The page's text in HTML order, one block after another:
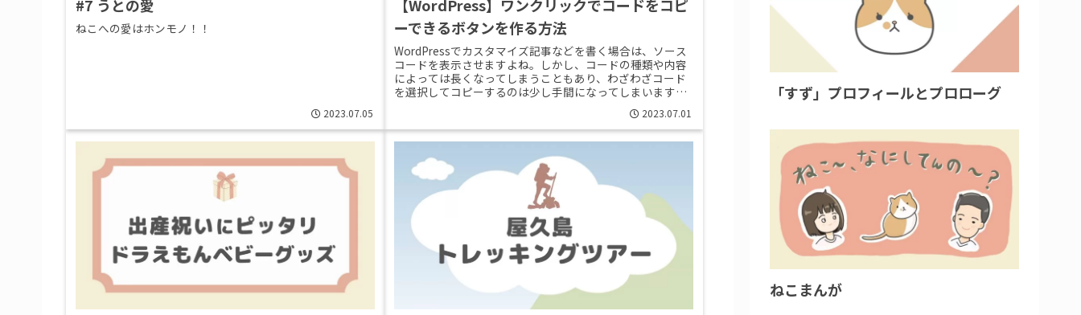
#7 うとの愛
ねこへの愛はホンモノ！！
2023.07.05
【WordPress】ワンクリックでコードをコピ
ーできるボタンを作る方法
WordPressでカスタマイズ記事などを書く場合は、ソース
コードを表示させますよね。しかし、コードの種類や内容
によっては長くなってしまうこともあり、わざわざコード
を選択してコピーするのは少し手間になってしまいます。
2023.07.01
「すず」プロフィールとプロローグ
ねこまんが